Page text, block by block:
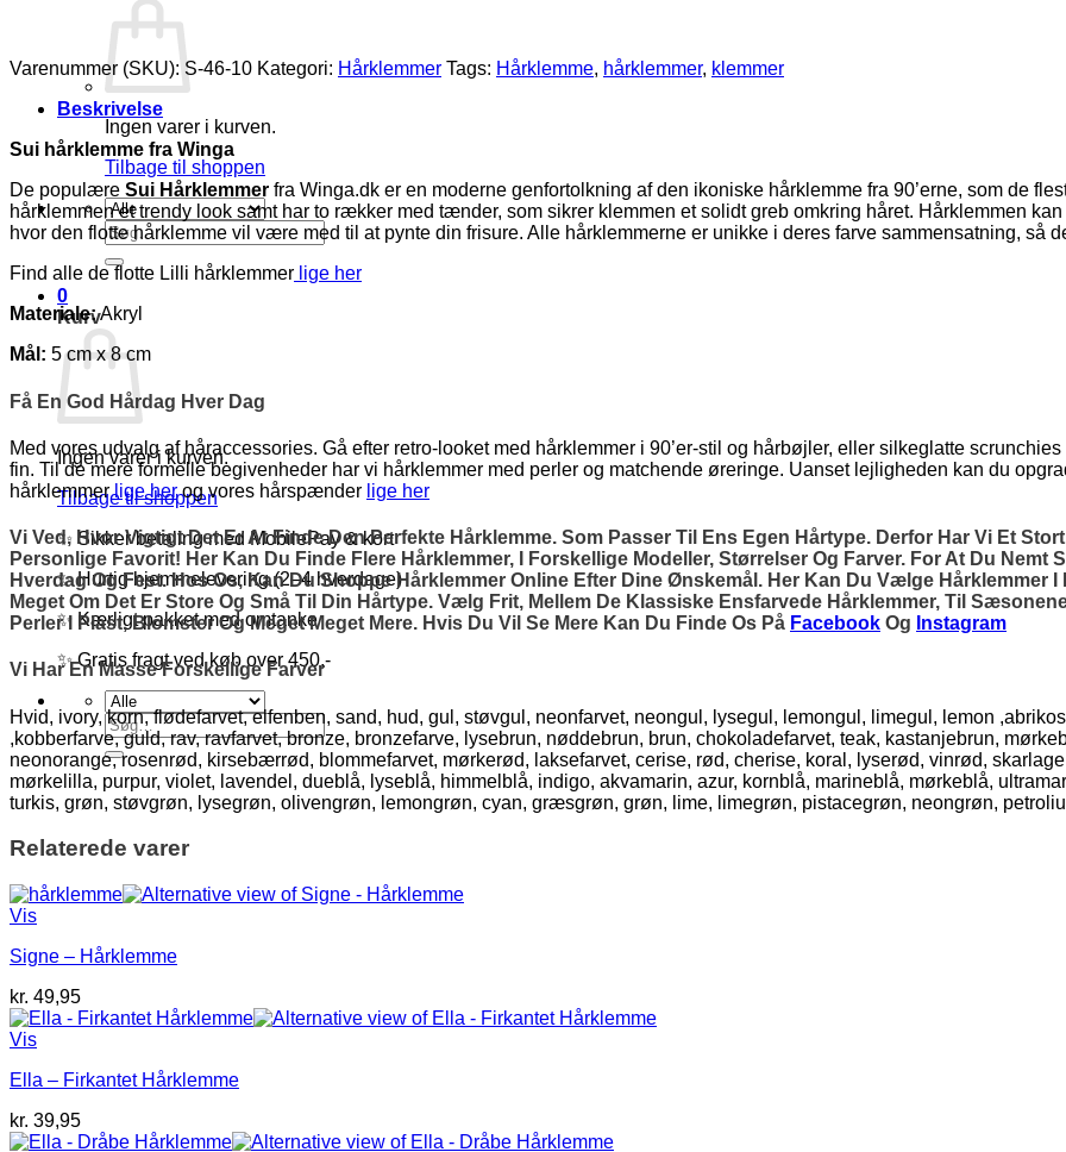
Ingen varer i kurven.
Tilbage til shoppen
Søg
efter:
0
Kurv
Ingen varer i kurven.
Tilbage til shoppen
✨ Sikker betaling med MobilePay & kort
✨ Hurtig hjemmelevering (2–4 hverdage)
✨ Kærligt pakket med omtanke
✨ Gratis fragt ved køb over 450,-
Søg
efter:
Varenummer (SKU): S-46-10 Kategori: Hårklemmer Tags: Hårklemme, hårklemmer, klemmer
Beskrivelse
Sui hårklemme fra Winga
De populære Sui Hårklemmer fra Winga.dk er en moderne genfortolkning af den ikoniske hårklemme fra 90’erne, som de
hårklemmen et trendy look samt har to rækker med tænder, som sikrer klemmen et solidt greb omkring håret. Hårklemmen
hvor den flotte hårklemme vil være med til at pynte din frisure. Alle hårklemmerne er unikke i deres farve sammensatning, så
Find alle de flotte Lilli hårklemmer lige her
Materiale:Akryl
Mål: 5 cm x 8 cm
Få En God Hårdag Hver Dag
Med vores udvalg af håraccessories. Gå efter retro-looket med hårklemmer i 90’er-stil og hårbøjler, eller silkeglatte
fin. Til de mere formelle begivenheder har vi hårklemmer med perler og matchende øreringe. Uanset lejligheden kan du
hårklemmerlige herog vores hårspænder lige her
Vi Ved, Hvor Vigtigt Det Er At Finde Den Perfekte Hårklemme. Som Passer Til Ens Egen Hårtype. Derfor Har Vi Et
Personlige Favorit! Her Kan Du Finde Flere Hårklemmer, I Forskellige Modeller, Størrelser Og Farver. For At Du Nemt
Hverdag Og Fest. Hos Os, Kan Du Shoppe Hårklemmer Online Efter Dine Ønskemål. Her Kan Du Vælge Hårklemmer
Meget Om Det Er Store Og Små Til Din Hårtype. Vælg Frit, Mellem De Klassiske Ensfarvede Hårklemmer, Til
Perler I Plast, Blomster Og Meget Meget Mere. Hvis Du Vil Se Mere Kan Du Finde Os På Facebook Og Instagram
Vi Har En Masse Forskellige Farver
Hvid, ivory, korn, flødefarvet, elfenben, sand, hud, gul, støvgul, neonfarvet, neongul, lysegul, lemongul, limegul, lemon
,kobberfarve, guld, rav, ravfarvet, bronze, bronzefarve, lysebrun, nøddebrun, brun, chokoladefarvet, teak, kastanjebrun,
neonorange, rosenrød, kirsebærrød, blommefarvet, mørkerød, laksefarvet, cerise, rød, cherise, koral, lyserød, vinrød,
mørkelilla, purpur, violet, lavendel, dueblå, lyseblå, himmelblå, indigo, akvamarin, azur, kornblå, marineblå, mørkeblå,
turkis, grøn, støvgrøn, lysegrøn, olivengrøn, lemongrøn, cyan, græsgrøn, grøn, lime, limegrøn, pistacegrøn, neongrøn,
Relaterede varer
Vis
Signe – Hårklemme
kr. 49,95
Vis
Ella – Firkantet Hårklemme
kr. 39,95